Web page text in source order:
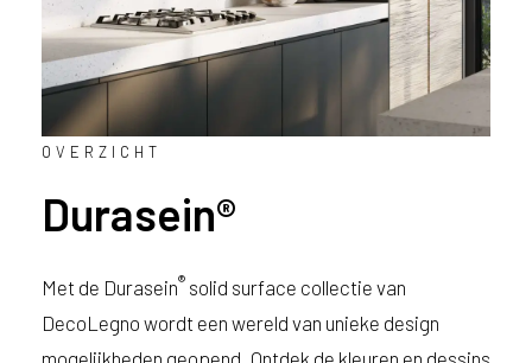
OVERZICHT
Durasein®
Met de Durasein® solid surface collectie van
DecoLegno wordt een wereld van unieke design
mogelijkheden geopend. Ontdek de kleuren en dessins